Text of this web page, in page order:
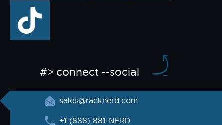
TikTok
#> connect --social
sales@racknerd.com
+1 (888) 881-NERD